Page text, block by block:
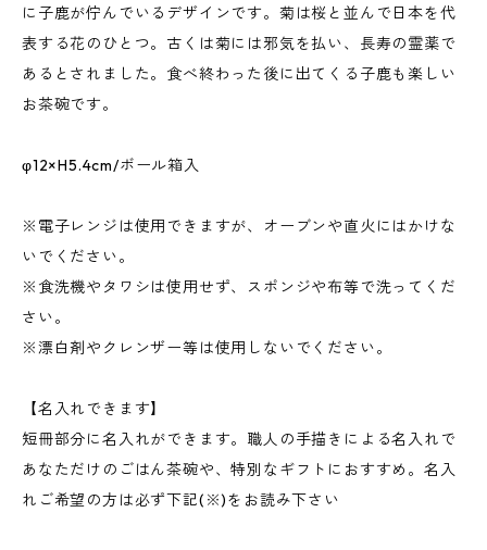
に子鹿が佇んでいるデザインです。菊は桜と並んで日本を代
表する花のひとつ。古くは菊には邪気を払い、長寿の霊薬で
あるとされました。食べ終わった後に出てくる子鹿も楽しい
お茶碗です。
φ12×H5.4cm/ボール箱入
※電子レンジは使用できますが、オーブンや直火にはかけな
いでください。
※食洗機やタワシは使用せず、スポンジや布等で洗ってくだ
さい。
※漂白剤やクレンザー等は使用しないでください。
【名入れできます】
短冊部分に名入れができます。職人の手描きによる名入れで
あなただけのごはん茶碗や、特別なギフトにおすすめ。名入
れご希望の方は必ず下記(※)をお読み下さい